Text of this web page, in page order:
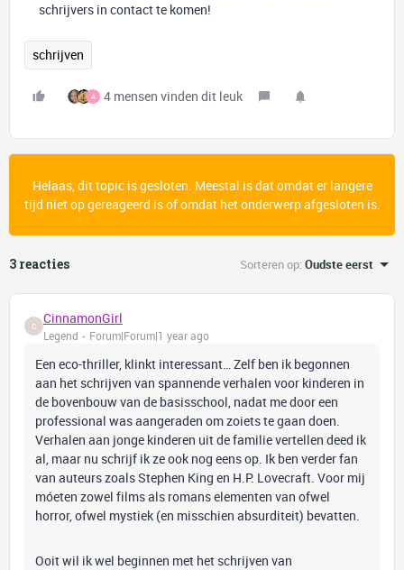
schrijvers in contact te komen!
schrijven
A 4 mensen vinden dit leuk
Helaas, dit topic is gesloten. Meestal is dat omdat er langere
tijd niet op gereageerd is of omdat het onderwerp afgesloten is.
3 reacties Sorteren op:Oudste eerst
C CinnamonGirl
Legend Forum|Forum|1 year ago
Een eco-thriller, klinkt interessant… Zelf ben ik begonnen
aan het schrijven van spannende verhalen voor kinderen in
de bovenbouw van de basisschool, nadat me door een
professional was aangeraden om zoiets te gaan doen.
Verhalen aan jonge kinderen uit de familie vertellen deed ik
al, maar nu schrijf ik ze ook nog eens op. Ik ben verder fan
van auteurs zoals Stephen King en H.P. Lovecraft. Voor mij
móeten zowel films als romans elementen van ofwel
horror, ofwel mystiek (en misschien absurditeit) bevatten.
Ooit wil ik wel beginnen met het schrijven van